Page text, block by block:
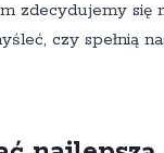
zdecydujemy się
czy spełnią